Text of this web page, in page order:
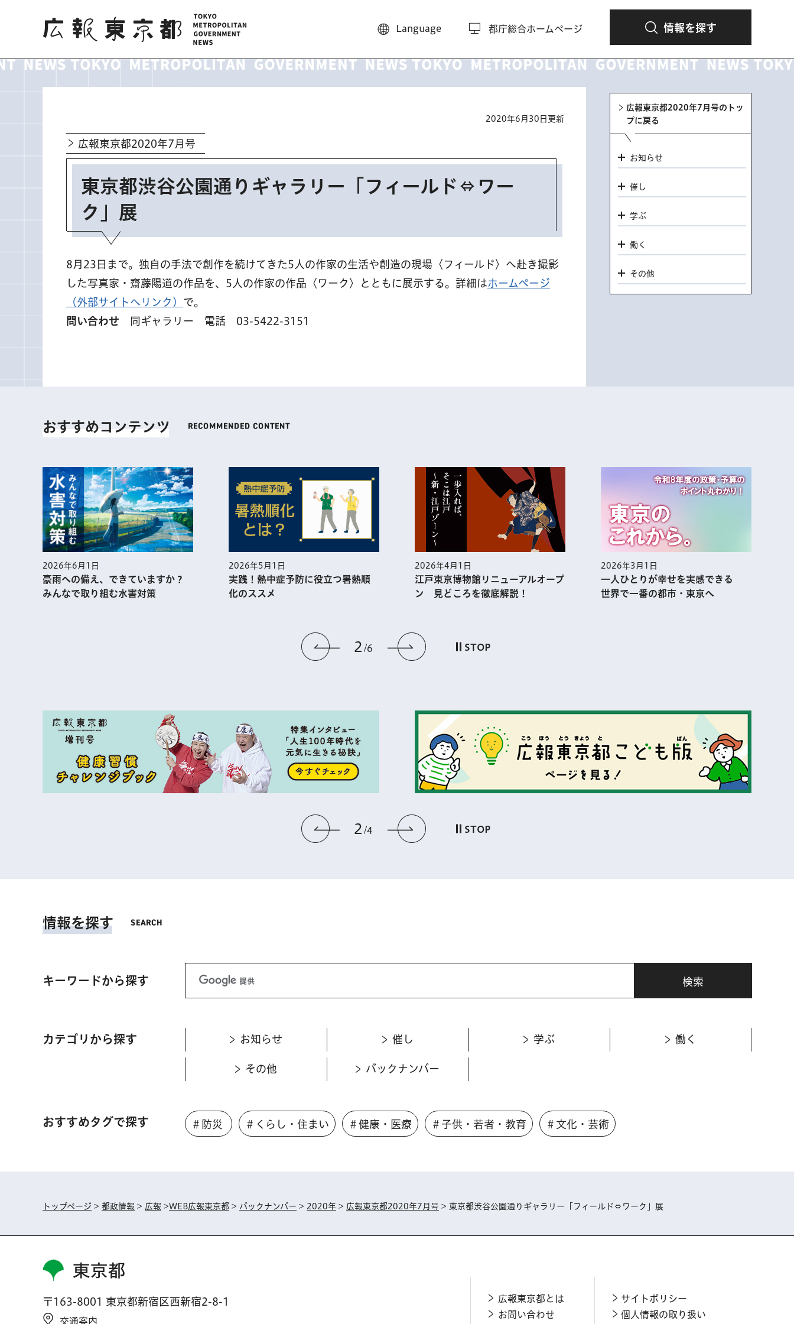
広報東京都
Language 都庁総合ホームページ 情報を探す
2020年6月30日更新
広報東京都2020年7月号
東京都渋谷公園通りギャラリー「フィールド⇔ワー
ク」展
8月23日まで。独自の手法で創作を続けてきた5人の作家の生活や創造の現場〈フィールド〉へ赴き撮影
した写真家・齋藤陽道の作品を、5人の作家の作品〈ワーク〉とともに展示する。詳細はホームページ
（外部サイトへリンク）
で。
問い合わせ 同ギャラリー 電話 03-5422-3151
広報東京都2020年7月号のトッ
プに戻る
お知らせ
催し
学ぶ
働く
その他
おすすめコンテンツ
前のスライドを表示
2 6 次のスライドを表示
STOP
2026年6月1日
豪雨への備え、できていますか？
みんなで取り組む水害対策
2026年5月1日
実践！熱中症予防に役⽴つ暑熱順
化のススメ
2026年4月1日
江戸東京博物館リニューアルオープ
ン 見どころを徹底解説！
2026年3月1日
一人ひとりが幸せを実感できる
世界で一番の都市・東京へ
前のスライドを表示
2 4 次のスライドを表示
STOP
情報を探す
キーワードから探す
カテゴリから探す お知らせ 催し 学ぶ 働く
その他 バックナンバー
おすすめタグで探す ＃防災 ＃くらし・住まい ＃健康・医療 ＃子供・若者・教育 ＃文化・芸術
トップページ > 都政情報 > 広報 >WEB広報東京都 > バックナンバー > 2020年 > 広報東京都2020年7月号 > 東京都渋谷公園通りギャラリー「フィールド⇔ワーク」展
東京都
〒163-8001 東京都新宿区西新宿2-8-1
交通案内
広報東京都とは
お問い合わせ
サイトポリシー
個人情報の取り扱い